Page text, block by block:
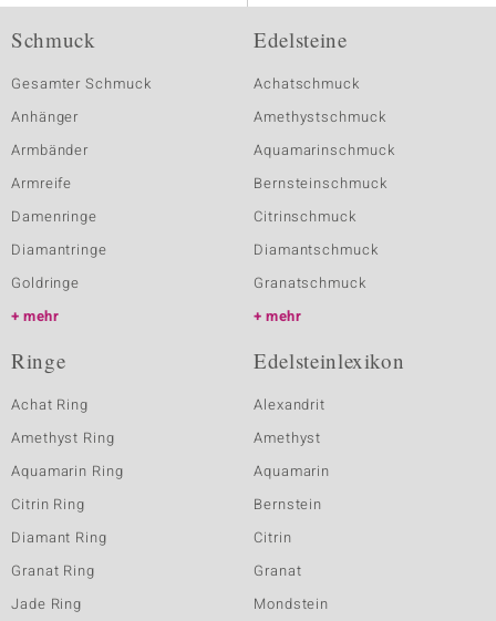
Schmuck
Gesamter Schmuck
Anhänger
Armbänder
Armreife
Damenringe
Diamantringe
Goldringe
mehr
Edelsteine
Achatschmuck
Amethystschmuck
Aquamarinschmuck
Bernsteinschmuck
Citrinschmuck
Diamantschmuck
Granatschmuck
mehr
Ringe
Achat Ring
Amethyst Ring
Aquamarin Ring
Citrin Ring
Diamant Ring
Granat Ring
Jade Ring
Edelsteinlexikon
Alexandrit
Amethyst
Aquamarin
Bernstein
Citrin
Granat
Mondstein